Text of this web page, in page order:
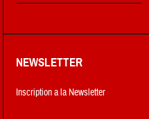
NEWSLETTER
Inscription a la Newsletter